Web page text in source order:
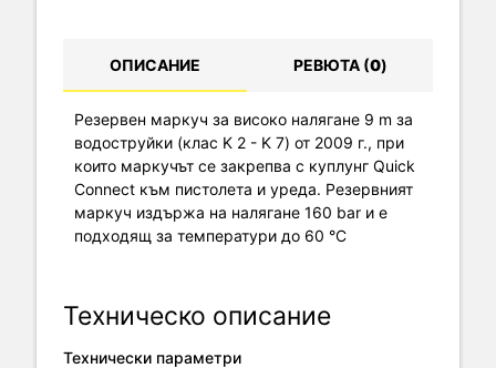
ОПИСАНИЕ РЕВЮТА (0)
Резервен маркуч за високо налягане 9 m за
водоструйки (клас K 2 - K 7) от 2009 г., при
които маркучът се закрепва с куплунг Quick
Connect към пистолета и уреда. Резервният
маркуч издържа на налягане 160 bar и е
подходящ за температури до 60 °C
Техническо описание
Технически параметри